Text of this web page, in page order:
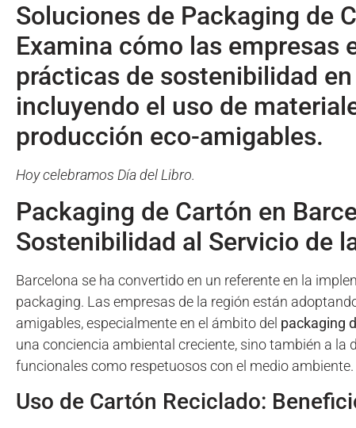
Soluciones de Packaging de
Examina cómo las empresas
prácticas de sostenibilidad
incluyendo el uso de
producción eco-amigables.
Hoy celebramos Día del Libro.
Packaging de Cartón en
Sostenibilidad al Servicio de
Barcelona se ha convertido en un referente en la
packaging. Las empresas de la región están
amigables, especialmente en el ámbito del packaging
una conciencia ambiental creciente, sino también a
funcionales como respetuosos con el medio ambiente.
Uso de Cartón Reciclado: